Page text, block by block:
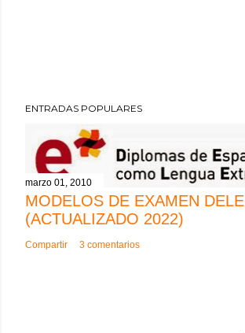
ENTRADAS POPULARES
marzo 01, 2010
MODELOS DE EXAMEN DELE
(ACTUALIZADO 2022)
Compartir 3 comentarios